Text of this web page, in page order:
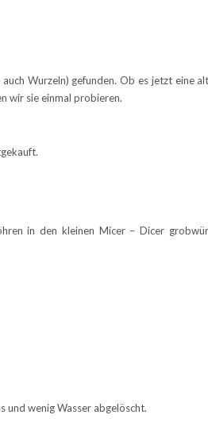
Wurzeln) gefunden. Ob es jetzt eine
wir sie einmal probieren.
in den kleinen Micer – Dicer
und wenig Wasser abgelöscht.